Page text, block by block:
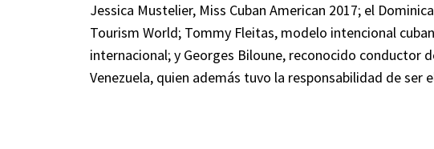
Jessica Mustelier, Miss Cuban American 2017; el
Tourism World; Tommy Fleitas, modelo intencional
internacional; y Georges Biloune, reconocido conductor
Venezuela, quien además tuvo la responsabilidad de ser